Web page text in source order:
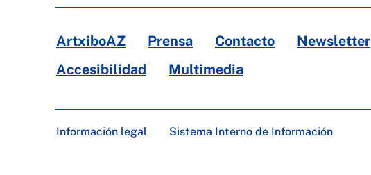
ArtxiboAZ Prensa Contacto Newsletter
Accesibilidad
Multimedia
Información legal Sistema Interno de Información